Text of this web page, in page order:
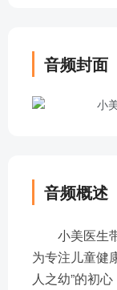
音频封面
音频概述
小美医生
为专注儿童健
人之幼”的初